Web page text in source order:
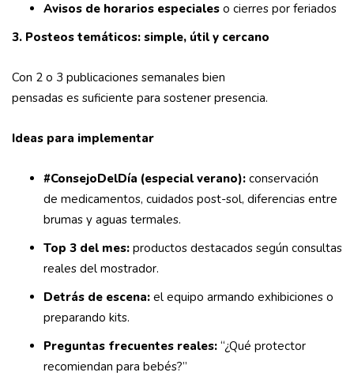
Avisos de horarios especiales o cierres por feriados
3. Posteos temáticos: simple, útil y cercano
Con 2 o 3 publicaciones semanales bien
pensadas es suficiente para sostener presencia.
Ideas para implementar
#ConsejoDelDía (especial verano): conservación
de medicamentos, cuidados post-sol, diferencias entre
brumas y aguas termales.
Top 3 del mes: productos destacados según consultas
reales del mostrador.
Detrás de escena: el equipo armando exhibiciones o
preparando kits.
Preguntas frecuentes reales: “¿Qué protector
recomiendan para bebés?”